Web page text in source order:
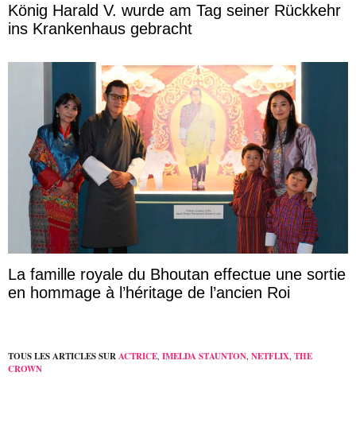
König Harald V. wurde am Tag seiner Rückkehr
ins Krankenhaus gebracht
La famille royale du Bhoutan effectue une sortie
en hommage à l’héritage de l’ancien Roi
TOUS LES ARTICLES SURACTRICE IMELDA STAUNTON NETFLIX THE
CROWN